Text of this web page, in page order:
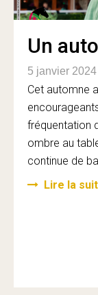
Un
5 janvier 2024
Cet automne
fréquentation
ombre au
continue de
Lire la